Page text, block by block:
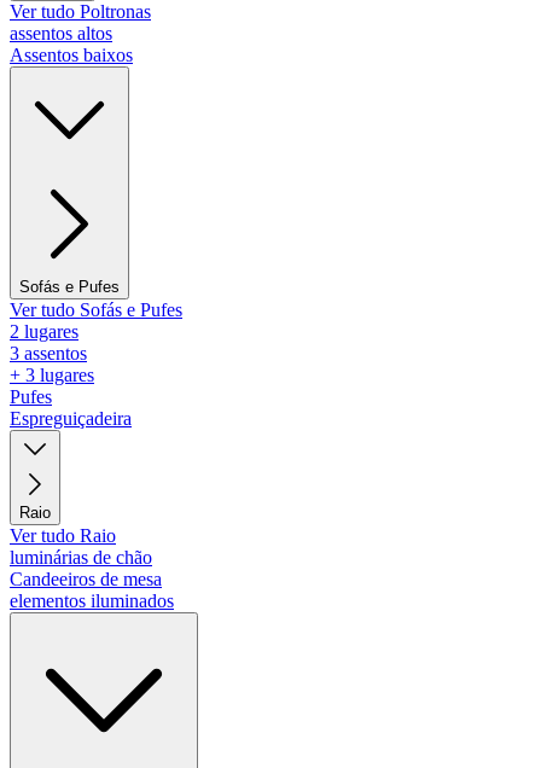
Ver tudo Poltronas
assentos altos
Assentos baixos
Sofás e Pufes
Ver tudo Sofás e Pufes
2 lugares
3 assentos
+ 3 lugares
Pufes
Espreguiçadeira
Raio
Ver tudo Raio
luminárias de chão
Candeeiros de mesa
elementos iluminados